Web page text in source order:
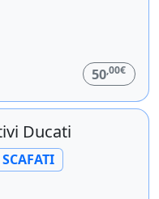
50,00€
Ducati
SCAFATI